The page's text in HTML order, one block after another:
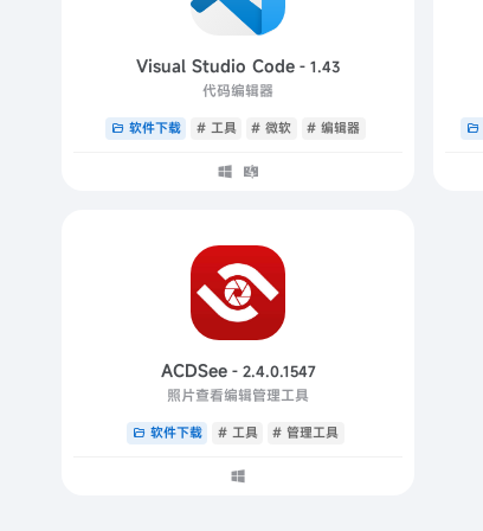
Visual Studio Code - 1.43
代码编辑器
软件下载 # 工具 # 微软 # 编辑器
ACDSee- 2.4.0.1547
照片查看编辑管理工具
软件下载 # 工具 # 管理工具